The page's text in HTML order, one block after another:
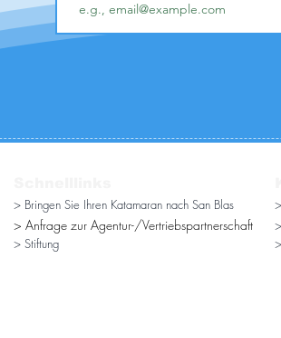
> Bringen Sie Ihren Katamaran nach San Blas
> Anfrage zur Agentur-/Vertriebspartnerschaft
> Stiftung